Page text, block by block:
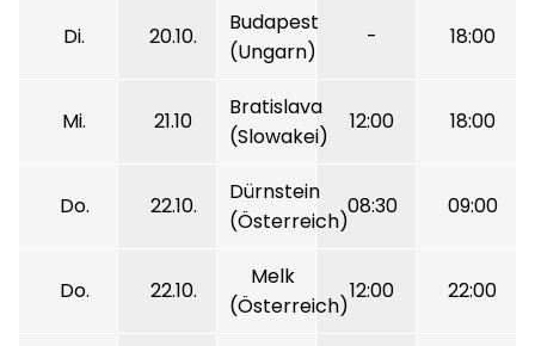
Di. 20.10.
Budapest
(Ungarn)
- 18:00
Mi. 21.10
Bratislava
(Slowakei)
12:00 18:00
Do. 22.10.
Dürnstein
(Österreich)
08:30 09:00
Do. 22.10.
Melk
(Österreich)
12:00 22:00